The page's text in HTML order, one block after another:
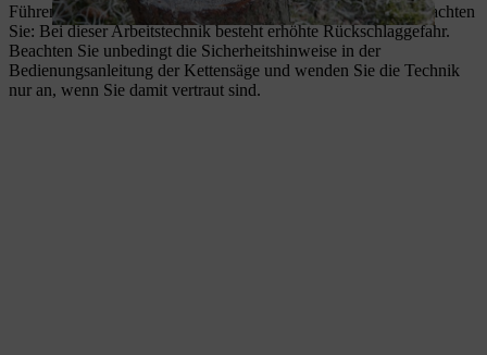
Führen Sie Stechschnitte langsam und vorsichtig aus. Bitte beachten
Sie: Bei dieser Arbeitstechnik besteht erhöhte Rückschlaggefahr.
Beachten Sie unbedingt die Sicherheitshinweise in der
Bedienungsanleitung der Kettensäge und wenden Sie die Technik
nur an, wenn Sie damit vertraut sind.